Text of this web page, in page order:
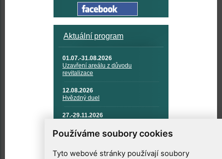
Používáme soubory cookies
Tyto webové stránky používají soubory
Aktuální program
01.07.-31.08.2026
Uzavření areálu z důvodu
revitalizace
12.08.2026
Hvězdný duel
27.-29.11.2026
TECHNIKA A KOSMICKÉ
TECHNOLOGIE